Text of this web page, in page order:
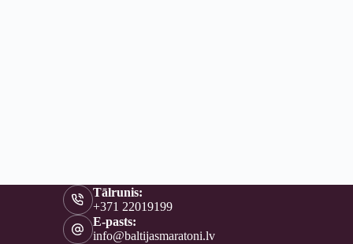
Tālrunis:
+371 22019199
E-pasts:
info@baltijasmaratoni.lv